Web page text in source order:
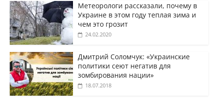
Метеорологи рассказали, почему в
Украине в этом году теплая зима и
чем это грозит
24.02.2020
Дмитрий Соломчук: «Украинские
политики сеют негатив для
зомбирования нации»
18.07.2018